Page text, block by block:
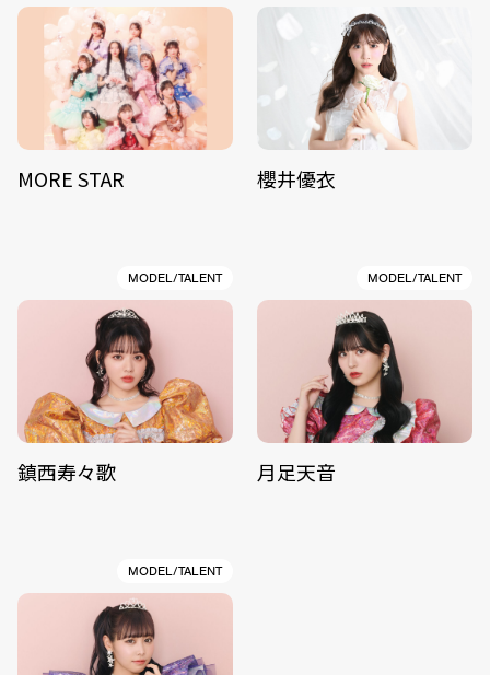
MORE STAR 櫻井優衣
MODEL/TALENT
鎮西寿々歌
MODEL/TALENT
月足天音
MODEL/TALENT